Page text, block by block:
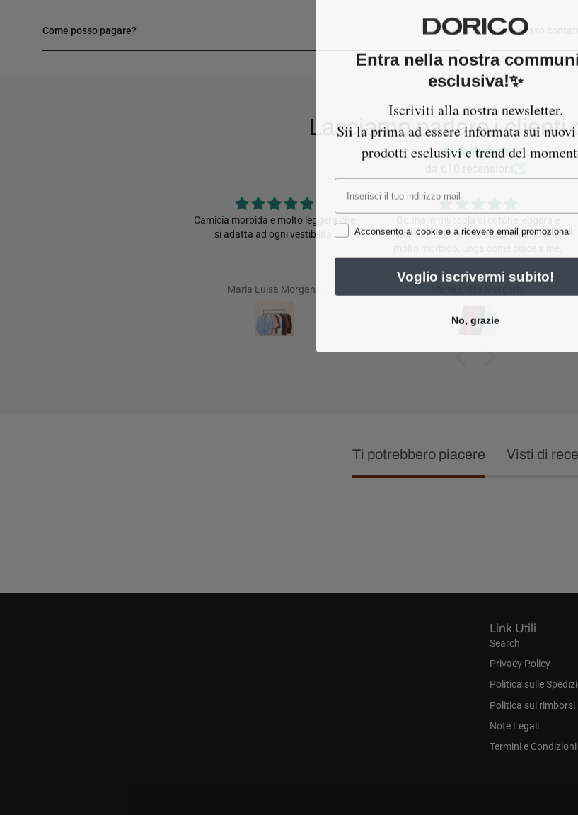
Come posso pagare? Come posso
Lasciamo parlare i clienti
Camicia morbida e molto leggera che
si adatta ad ogni vestibilità.
Maria Luisa Morganti
confortevole grazie all'elastico in vita
Ti potrebbero piacere Visti di
Link Utili
Search
Privacy Policy
Politica sulle
Politica sui rimborsi
Note Legali
Termini e Condizioni
Entra nella nostra
esclusiva!✨
Iscriviti alla nostra newsletter.
Sii la prima ad essere informata sui
prodotti esclusivi e trend del
Email
Acconsento ai cookie e a ricevere email promozionali
Voglio iscrivermi subito!
No, grazie